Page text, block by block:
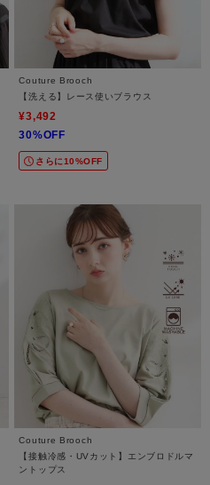
Couture Brooch
【洗える】レース使いブラウス
¥3,492
30%OFF
さらに10%OFF
Couture Brooch
【接触冷感・UVカット】エンブロドルマ
ントップス